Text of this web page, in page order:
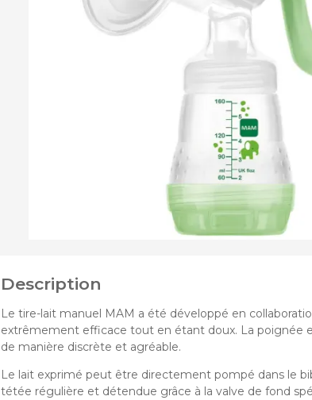
Assises
Chassis
Poussettes Cannes et
Poussettes Complètes
Poussettes Doubles
Description
Le tire-lait manuel MAM a été développé en
extrêmement efficace tout en étant doux. La poignée
de manière discrète et agréable.
Le lait exprimé peut être directement pompé dans le
tétée régulière et détendue grâce à la valve de fond